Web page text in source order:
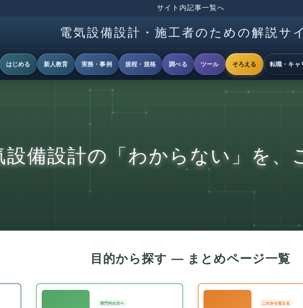
サイト内記事一覧へ
電気設備設計・施工者のための解説サ
はじめる 新人教育 実務・事例 規程・規格 調べる ツール そろえる 転職・キャ
設備設計の「わからない」を、